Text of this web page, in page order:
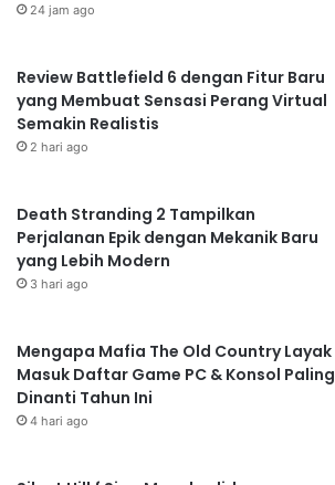
24 jam ago
Review Battlefield 6 dengan Fitur Baru
yang Membuat Sensasi Perang Virtual
Semakin Realistis
2 hari ago
Death Stranding 2 Tampilkan
Perjalanan Epik dengan Mekanik Baru
yang Lebih Modern
3 hari ago
Mengapa Mafia The Old Country Layak
Masuk Daftar Game PC & Konsol Paling
Dinanti Tahun Ini
4 hari ago